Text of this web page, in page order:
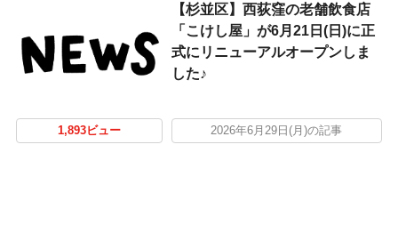
【杉並区】西荻窪の老舗飲食店
「こけし屋」が6月21日(日)に正
式にリニューアルオープンしま
した♪
1,893ビュー 2026年6月29日(月)の記事